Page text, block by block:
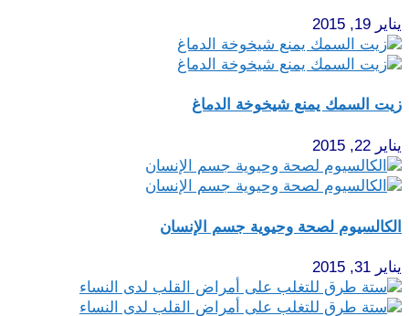
يناير 19, 2015
زيت السمك يمنع شيخوخة الدماغ
يناير 22, 2015
الكالسيوم لصحة وحيوية جسم الإنسان
يناير 31, 2015